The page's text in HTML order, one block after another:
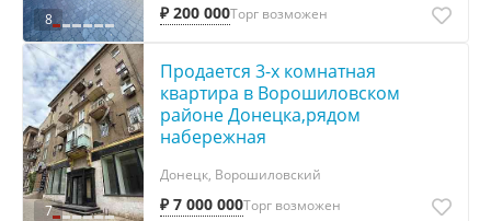
8 ₽ 200 000Торг возможен
7
Продается 3-х комнатная
квартира в Ворошиловском
районе Донецка,рядом
набережная
₽ 7 000 000Торг возможен
Донецк, Ворошиловский